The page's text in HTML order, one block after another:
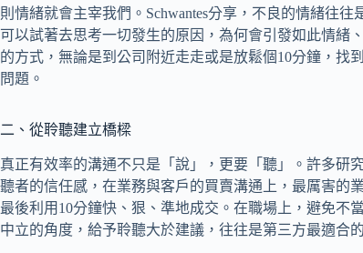
則情緒就會主宰我們。Schwantes分享，不良的情緒往
可以試著去思考一切發生的原因，為何會引發如此情緒
的方式，無論是到公司附近走走或是放鬆個10分鐘，找
問題。
二、從聆聽建立橋樑
真正有效率的溝通不只是「說」，更要「聽」。許多研
聽者的信任感，在業務與客戶的買賣溝通上，最厲害的
最後利用10分鐘快、狠、準地成交。在職場上，避免不
中立的角度，給予聆聽大於建議，往往是第三方最適合